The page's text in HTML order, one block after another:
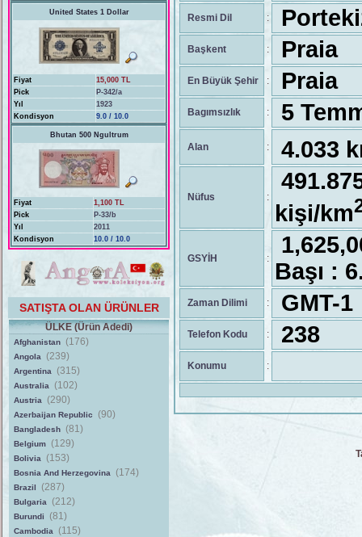
United States 1 Dollar
Fiyat
15,000 TL
Pick
P-342/a
Yıl
1923
Kondisyon
9.0 / 10.0
Bhutan 500 Ngultrum
Fiyat
1,100 TL
Pick
P-33/b
Yıl
2011
Kondisyon
10.0 / 10.0
SATIŞTA OLAN ÜRÜNLER
ÜLKE (Ürün Adedi)
Afghanistan (176)
Angola (239)
Argentina (315)
Australia (102)
Austria (290)
Azerbaijan Republic (90)
Bangladesh (81)
Belgium (129)
Bolivia (153)
Bosnia And Herzegovina (174)
Brazil (287)
Bulgaria (212)
Burundi (81)
Cambodia (115)
Resmi Dil :
Başkent : Praia
En Büyük Şehir : Praia
Bagımsızlık : 5
Alan : 4.033
Nüfus :
kişi/km
GSYİH :
Başı :
Zaman Dilimi : GMT-1
Telefon Kodu : 238
Konumu :